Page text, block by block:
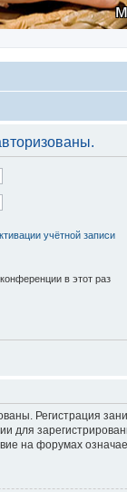
учётной записи
в этот раз
Регистрация
для
на форумах